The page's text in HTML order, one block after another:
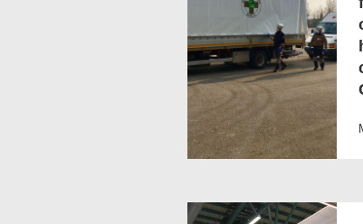
Empieza la fase operativa